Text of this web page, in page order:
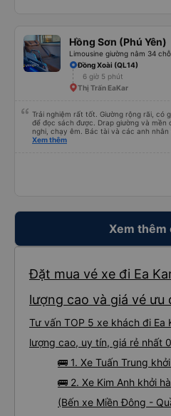
Hồng Sơn (Phú Yên)
Limousine giường nằm 34 chỗ
Đồng Xoài (QL14)
6 giờ 5 phút
Thị Trấn EaKar
Trải nghiệm rất tốt. Giường rộng rãi, có
để đọc sách được. Drap giường và mền
nghi, chạy êm. Bác tài và các anh
trung chuyển về nội thành thành phố
Xem thêm
Xem thêm
Đặt mua vé xe đi Ea
lượng cao và giá vé ưu
Tư vấn TOP 5 xe khách đi Ea
lượng cao, uy tín, giá rẻ nhất
🚌 1. Xe Tuấn Trung
🚌 2. Xe Kim Anh khởi
(Bến xe Miền Đông -